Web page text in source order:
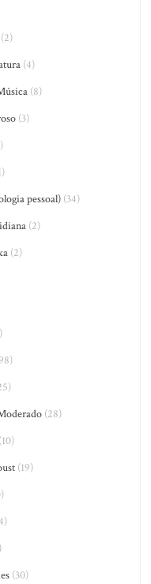
(4)
(8)
(3)
pessoal)(34)
(2)
(2)
(28)
(10)
(19)
(30)